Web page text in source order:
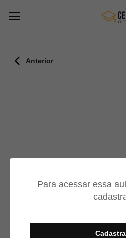
Para acessar essa
Anterior